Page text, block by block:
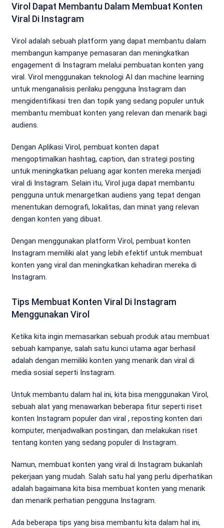
Virol Dapat Membantu Dalam Membuat Konten
Viral Di Instagram
Virol adalah sebuah platform yang dapat membantu dalam
membangun kampanye pemasaran dan meningkatkan
engagement di Instagram melalui pembuatan konten yang
viral. Virol menggunakan teknologi AI dan machine learning
untuk menganalisis perilaku pengguna Instagram dan
mengidentifikasi tren dan topik yang sedang populer untuk
membantu membuat konten yang relevan dan menarik bagi
audiens.
Dengan Aplikasi Virol, pembuat konten dapat
mengoptimalkan hashtag, caption, dan strategi posting
untuk meningkatkan peluang agar konten mereka menjadi
viral di Instagram. Selain itu, Virol juga dapat membantu
pengguna untuk menargetkan audiens yang tepat dengan
menentukan demografi, lokalitas, dan minat yang relevan
dengan konten yang dibuat.
Dengan menggunakan platform Virol, pembuat konten
Instagram memiliki alat yang lebih efektif untuk membuat
konten yang viral dan meningkatkan kehadiran mereka di
Instagram.
Tips Membuat Konten Viral Di Instagram
Menggunakan Virol
Ketika kita ingin memasarkan sebuah produk atau membuat
sebuah kampanye, salah satu kunci utama agar berhasil
adalah dengan memiliki konten yang menarik dan viral di
media sosial seperti Instagram.
Untuk membantu dalam hal ini, kita bisa menggunakan Virol,
sebuah alat yang menawarkan beberapa fitur seperti riset
konten Instagram populer dan viral , reposting konten dari
komputer, menjadwalkan postingan, dan melakukan riset
tentang konten yang sedang populer di Instagram.
Namun, membuat konten yang viral di Instagram bukanlah
pekerjaan yang mudah. Salah satu hal yang perlu diperhatikan
adalah bagaimana kita bisa membuat konten yang menarik
dan menarik perhatian pengguna Instagram.
Ada beberapa tips yang bisa membantu kita dalam hal ini,